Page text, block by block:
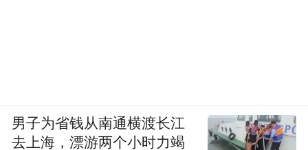
男子为省钱从南通横渡长江
去上海，漂游两个小时力竭